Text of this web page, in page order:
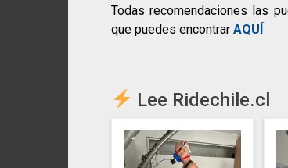
Todas recomendaciones las
que puedes encontrar AQUÍ
Lee Ridechile.cl